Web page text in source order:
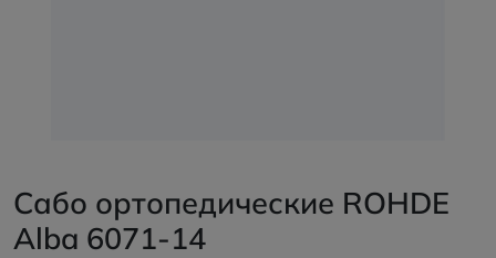
Сабо ортопедические ROHDE
Alba 6071-14